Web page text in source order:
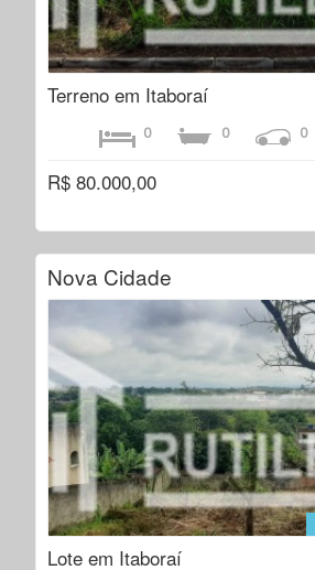
Terreno em Itaboraí
0 0 0
R$ 80.000,00
Nova Cidade
Lote em Itaboraí